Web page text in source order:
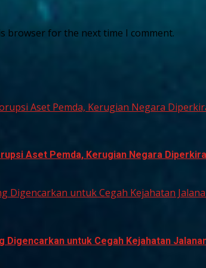
browser for the next time I comment.
Aset Pemda, Kerugian Negara
Aset Pemda, Kerugian Negara
Digencarkan untuk Cegah Kejahatan
Digencarkan untuk Cegah Kejahatan